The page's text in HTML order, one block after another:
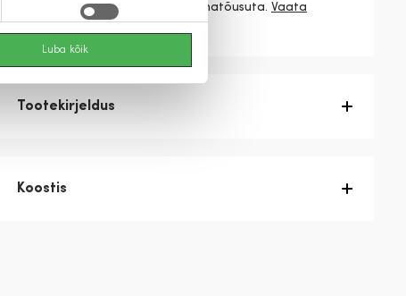
Luba kõik
38,33 € / kuu ilma hinnatõusuta. Vaata
rohkem
Tootekirjeldus
Koostis